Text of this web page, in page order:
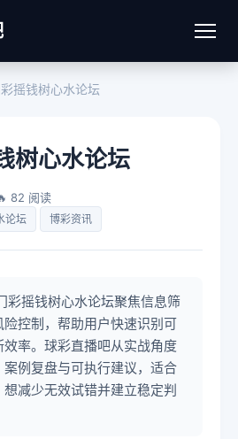
摇钱树心水论坛
树心水论坛
82 阅读
论坛 博彩资讯
彩摇钱树心水论坛聚焦信息筛
控制，帮助用户快速识别可
率。球彩直播吧从实战角度
例复盘与可执行建议，适合
减少无效试错并建立稳定判